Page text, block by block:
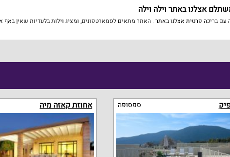
אצלנו באתר וילה וילה
בריכה פרטית אצלנו באתר . האתר מתאים לסמארטפונים, ומציג וילות בלעדיות שאין
ספסופה אחוזת קאזה מיה